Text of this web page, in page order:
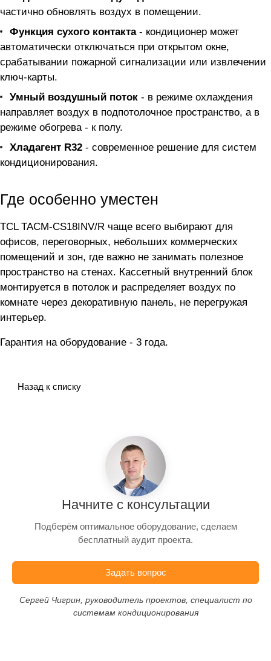
частично обновлять воздух в помещении.
Функция сухого контакта- кондиционер может
автоматически отключаться при открытом окне,
срабатывании пожарной сигнализации или извлечении
ключ-карты.
Умный воздушный поток - в режиме охлаждения
направляет воздух в подпотолочное пространство, а в
режиме обогрева - к полу.
Хладагент R32 - современное решение для систем
кондиционирования.
Где особенно уместен
TCL TACM-CS18INV/R чаще всего выбирают для
офисов, переговорных, небольших коммерческих
помещений и зон, где важно не занимать полезное
пространство на стенах. Кассетный внутренний блок
монтируется в потолок и распределяет воздух по
комнате через декоративную панель, не перегружая
интерьер.
Гарантия на оборудование - 3 года.
Назад к списку
Начните с консультации
Подберём оптимальное оборудование, сделаем
бесплатный аудит проекта.
Задать вопрос
Сергей Чигрин, руководитель проектов, специалист по
системам кондиционирования